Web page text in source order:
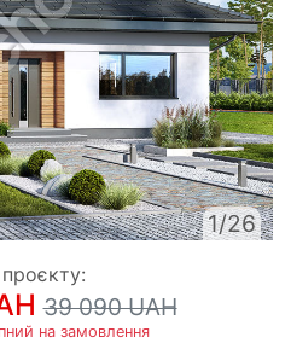
1/26
39 090 UAH
на замовлення